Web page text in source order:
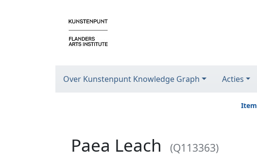
Over Kunstenpunt Knowledge Graph Acties
Item
Paea Leach (Q113363)